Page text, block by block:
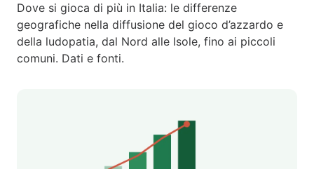
Dove si gioca di più in Italia: le differenze
geografiche nella diffusione del gioco d’azzardo e
della ludopatia, dal Nord alle Isole, fino ai piccoli
comuni. Dati e fonti.